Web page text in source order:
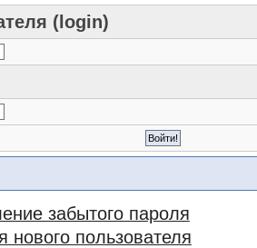
(login)
забытого пароля
нового пользователя